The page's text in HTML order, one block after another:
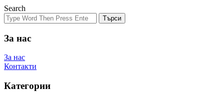
Search
Търси
За нас
За нас
Контакти
Категории